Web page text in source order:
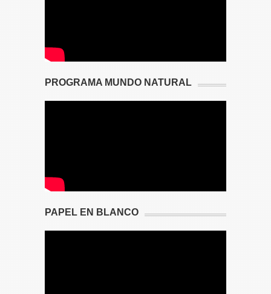
PROGRAMA MUNDO NATURAL
PAPEL EN BLANCO